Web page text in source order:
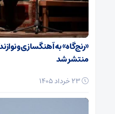
«رنج‌گاه» به آهنگسازی و
منتشر شد